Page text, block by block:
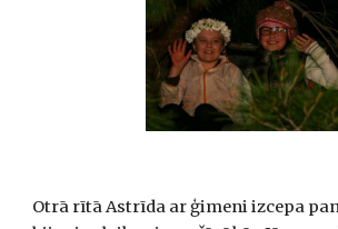
Otrā rītā Astrīda ar ģimeni izcepa